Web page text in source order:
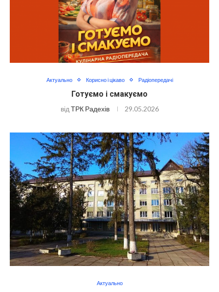
Актуально Корисно і цікаво Радіопередачі
Готуємо і смакуємо
від ТРК Радехів 29.05.2026
Актуально